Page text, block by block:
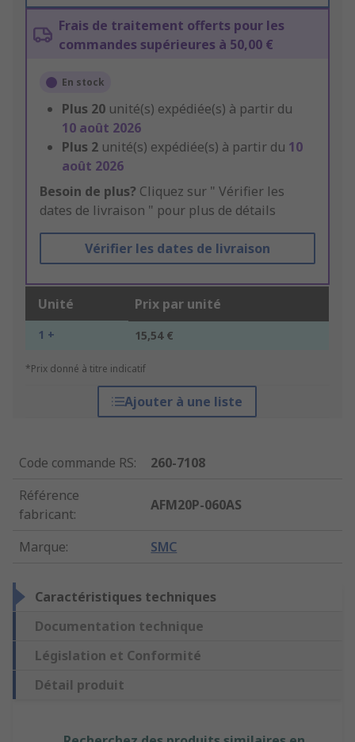
Frais de traitement offerts pour les
commandes supérieures à 50,00 €
En stock
Plus 20 unité(s) expédiée(s) à partir du
10 août 2026
Plus 2 unité(s) expédiée(s) à partir du 10
août 2026
Besoin de plus? Cliquez sur " Vérifier les
dates de livraison " pour plus de détails
Vérifier les dates de livraison
Unité Prix par unité
1 + 15,54 €
*Prix donné à titre indicatif
Ajouter à une liste
Code commande RS:
260-7108
Référence
fabricant:
AFM20P-060AS
Marque: SMC
Caractéristiques techniques
Documentation technique
Législation et Conformité
Détail produit